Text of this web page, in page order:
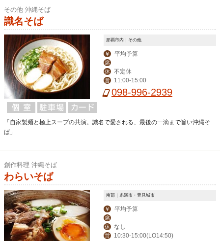
その他 沖縄そば
識名そば
那覇市内｜その他
￥ 平均予算
席
休
不定休
営 11:00-15:00
098-996-2939
「自家製麺と極上スープの共演。識名で愛される、最後の一滴まで旨い沖縄そ
ば」
創作料理 沖縄そば
わらいそば
南部｜糸満市・豊見城市
￥ 平均予算
席
休
なし
営 10:30-15:00(LO14:50)